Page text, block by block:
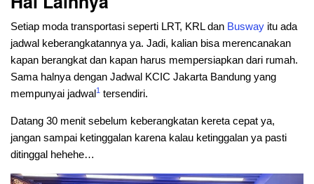
Setiap moda transportasi seperti LRT, KRL dan Busway itu ada
jadwal keberangkatannya ya. Jadi, kalian bisa merencanakan
kapan berangkat dan kapan harus mempersiapkan dari rumah.
Sama halnya dengan Jadwal KCIC Jakarta Bandung yang
mempunyai jadwal1 tersendiri.
Datang 30 menit sebelum keberangkatan kereta cepat ya,
jangan sampai ketinggalan karena kalau ketinggalan ya pasti
ditinggal hehehe…